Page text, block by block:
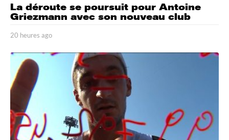
La déroute se poursuit pour Antoine
Griezmann avec son nouveau club
20 heures ago
h